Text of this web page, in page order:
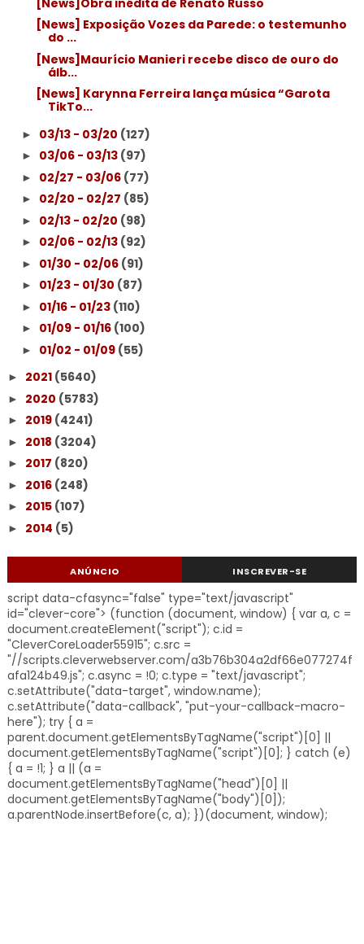
[News] Exposição Vozes da Parede: o testemunho
do ...
[News]Maurício Manieri recebe disco de ouro do
álb...
[News] Karynna Ferreira lança música “Garota
TikTo...
► 03/13 - 03/20 (127)
► 03/06 - 03/13 (97)
► 02/27 - 03/06 (77)
► 02/20 - 02/27 (85)
► 02/13 - 02/20 (98)
► 02/06 - 02/13 (92)
► 01/30 - 02/06 (91)
► 01/23 - 01/30 (87)
► 01/16 - 01/23 (110)
► 01/09 - 01/16 (100)
► 01/02 - 01/09 (55)
► 2021 (5640)
► 2020 (5783)
► 2019 (4241)
► 2018 (3204)
► 2017 (820)
► 2016 (248)
► 2015 (107)
► 2014 (5)
ANÚNCIO INSCREVER-SE
script data-cfasync="false" type="text/javascript"
id="clever-core"> (function (document, window) { var a, c =
document.createElement("script"); c.id =
"CleverCoreLoader55915"; c.src =
"//scripts.cleverwebserver.com/a3b76b304a2df66e077274f
afa124b49.js"; c.async = !0; c.type = "text/javascript";
c.setAttribute("data-target", window.name);
c.setAttribute("data-callback", "put-your-callback-macro-
here"); try { a =
parent.document.getElementsByTagName("script")[0] ||
document.getElementsByTagName("script")[0]; } catch (e)
{ a = !1; } a || (a =
document.getElementsByTagName("head")[0] ||
document.getElementsByTagName("body")[0]);
a.parentNode.insertBefore(c, a); })(document, window);